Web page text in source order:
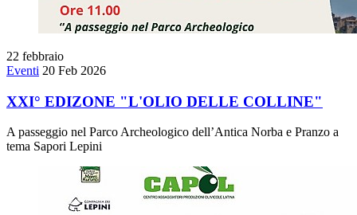
22 febbraio
Eventi 20 Feb 2026
XXI° EDIZONE "L'OLIO DELLE COLLINE"
A passeggio nel Parco Archeologico dell’Antica Norba e Pranzo a
tema Sapori Lepini